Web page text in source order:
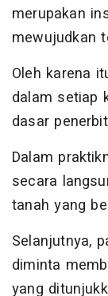
merupakan
mewujudkan
Oleh karena
dalam setiap
dasar
Dalam
secara
tanah yang
Selanjutnya,
diminta
yang